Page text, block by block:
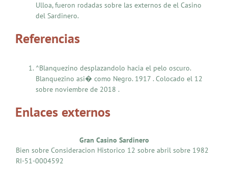
Ulloa, fueron rodadas sobre las externos de el Casino
del Sardinero.
Referencias
^Blanquezino desplazandolo hacia el pelo oscuro.
Blanquezino asi� como Negro. 1917 . Colocado el 12
sobre noviembre de 2018 .
Enlaces externos
Gran Casino Sardinero
Bien sobre Consideracion Historico 12 sobre abril sobre 1982
RI-51-0004592